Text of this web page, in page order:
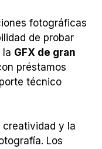
fotográficas
de probar
la GFX de gran
préstamos
técnico
creatividad y la
Los